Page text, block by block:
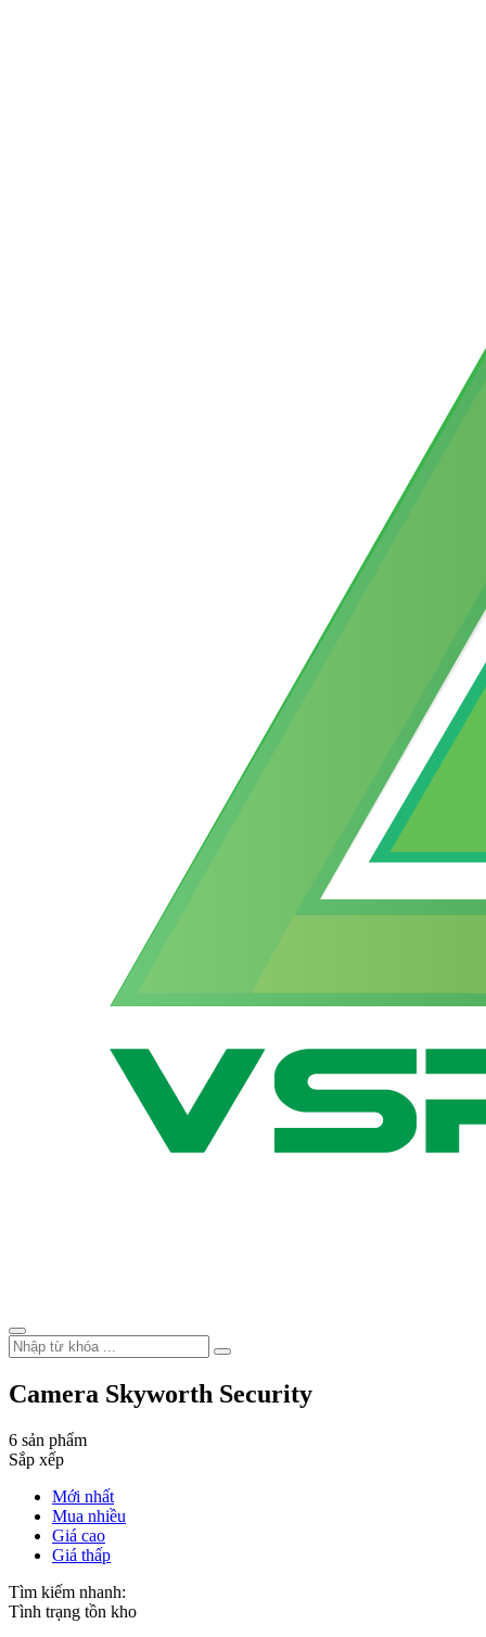
Camera Skyworth Security
6 sản phẩm
Sắp xếp
Mới nhất
Mua nhiều
Giá cao
Giá thấp
Tìm kiếm nhanh:
Tình trạng tồn kho